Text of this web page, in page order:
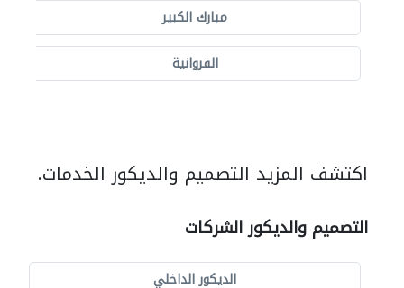
مبارك الكبير
الفروانية
اكتشف المزيد التصميم والديكور الخدمات.
التصميم والديكور الشركات
الديكور الداخلي